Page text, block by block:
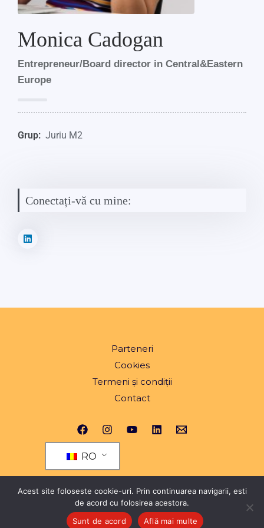
Monica Cadogan
Entrepreneur/Board director in Central&Eastern
Europe
Grup: Juriu M2
Conectați-vă cu mine:
Parteneri
Cookies
Termeni și condiții
Contact
RO
© 2026 Toate drepturile rezervate Yeng.ro
Acest site foloseste cookie-uri. Prin continuarea navigarii, esti
de acord cu folosirea acestora.
Sunt de acord
Află mai multe